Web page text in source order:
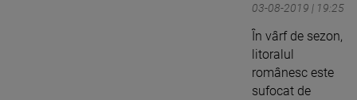
03-08-2019 | 19:25
În vârf de sezon,
litoralul
românesc este
sufocat de